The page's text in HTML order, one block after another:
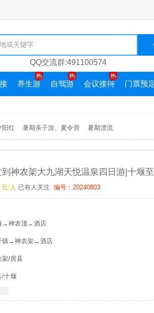
QQ交流群:491100574
养生游 自驾游 会议接待 门票预
阳红 暑期亲子游、夏令营 暑期漂流
神农架大九湖天悦温泉四日游|十堰
游攻略
元/人 已有人关注 编号：20240803
→神农顶→酒店
镇→神农架→酒店
架/房县
/十堰